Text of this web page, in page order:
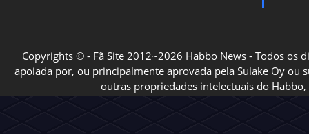
Copyrights © - Fã Site 2012~2026 Habbo News - Todos os
apoiada por, ou principalmente aprovada pela Sulake Oy ou
outras propriedades intelectuais do